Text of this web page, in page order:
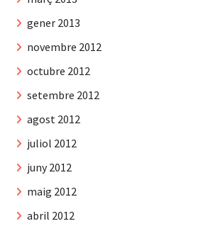
gener 2013
novembre 2012
octubre 2012
setembre 2012
agost 2012
juliol 2012
juny 2012
maig 2012
abril 2012